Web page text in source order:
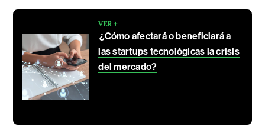
VER +
¿Cómo afectará o beneficiará a
las startups tecnológicas la crisis
del mercado?